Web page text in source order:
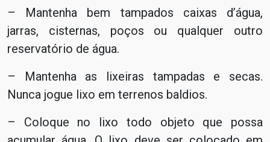
– Mantenha bem tampados caixas d’água,
jarras, cisternas, poços ou qualquer outro
reservatório de água.
– Mantenha as lixeiras tampadas e secas.
Nunca jogue lixo em terrenos baldios.
– Coloque no lixo todo objeto que possa